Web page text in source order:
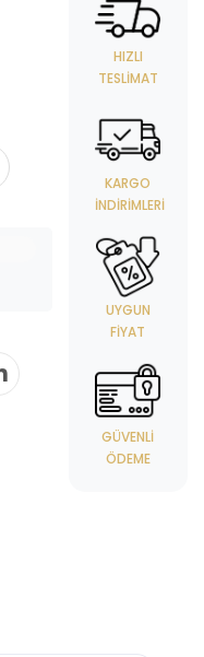
HIZLI
TESLIMAT
KARGO
İNDIRIMLERI
UYGUN
FIYAT
GÜVENLI
ÖDEME